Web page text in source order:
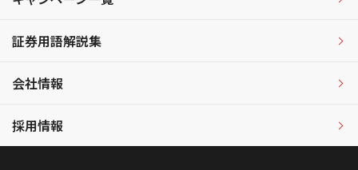
証券用語解説集
会社情報
採用情報